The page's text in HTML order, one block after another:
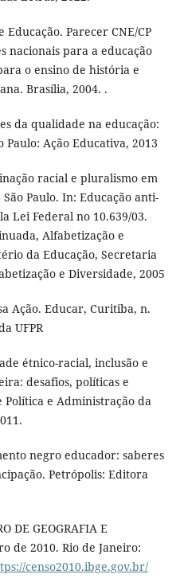
Educação. Parecer CNE/CP
nacionais para a educação
o ensino de história e
Brasília, 2004. .
da qualidade na educação:
Paulo: Ação Educativa, 2013
racial e pluralismo em
Paulo. In: Educação anti-
Lei Federal no 10.639/03.
Alfabetização e
da Educação, Secretaria
e Diversidade, 2005
Ação. Educar, Curitiba, n.
UFPR
étnico-racial, inclusão e
desafios, políticas e
Política e Administração da
negro educador: saberes
Petrópolis: Editora
DE GEOGRAFIA E
de 2010. Rio de Janeiro:
censo2010.ibge.gov.br/